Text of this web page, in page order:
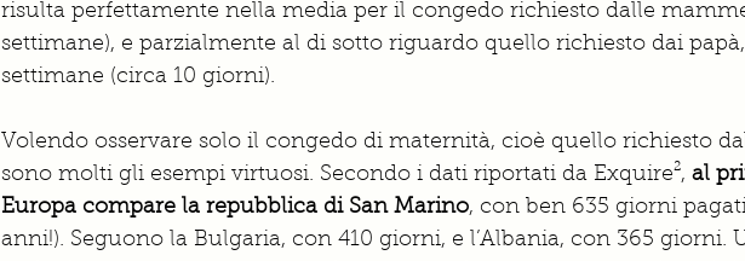
risulta perfettamente nella media per il congedo richiesto dalle
settimane), e parzialmente al di sotto riguardo quello richiesto dai papà,
settimane (circa 10 giorni).
Volendo osservare solo il congedo di maternità, cioè quello richiesto
sono molti gli esempi virtuosi. Secondo i dati riportati da Exquire², al
Europa compare la repubblica di San Marino, con ben 635 giorni
anni!). Seguono la Bulgaria, con 410 giorni, e l’Albania, con 365 giorni.